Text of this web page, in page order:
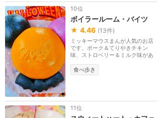
10位
ボイラールーム・バイツ
★ 4.46 (13件)
ミッキーマウスまんが人気のお店
です。ポーク＆てりやきチキン
味、ストロベリー＆ミルク味があ
食べ歩き
11位